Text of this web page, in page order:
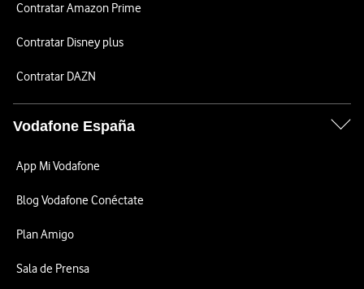
Contratar Amazon Prime
Contratar Disney plus
Contratar DAZN
Vodafone España
App Mi Vodafone
Blog Vodafone Conéctate
Plan Amigo
Sala de Prensa